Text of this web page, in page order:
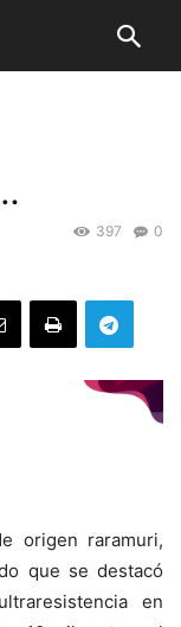
0
397
origen raramuri,
que se destacó
en